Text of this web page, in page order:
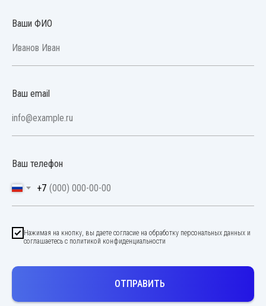
Ваши ФИО
Ваш email
Ваш телефон
+7
Нажимая на кнопку, вы даете согласие на обработку персональных данных и
соглашаетесь c политикой конфиденциальности
ОТПРАВИТЬ